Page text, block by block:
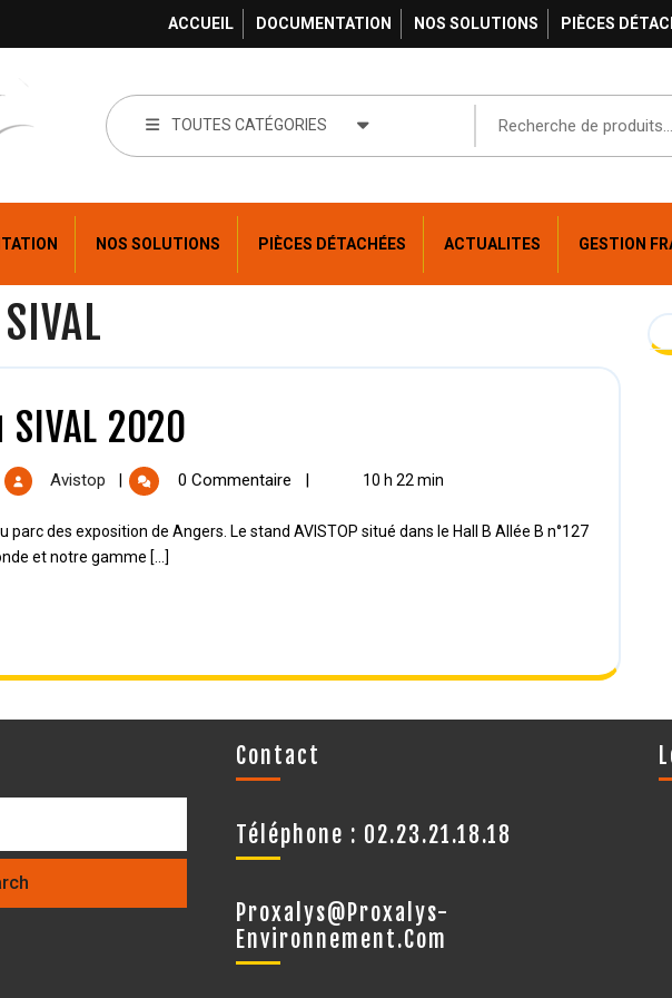
ACCUEIL DOCUMENTATION NOS SOLUTIONS PIÈCES
TOUTES CATÉGORIES
NOS SOLUTIONS PIÈCES DÉTACHÉES ACTUALITES GESTION
SIVAL
SIVAL 2020
Avistop 0 Commentaire | 10 h 22 min
et notre gamme [...]
Contact
Téléphone : 02.23.21.18.18
Proxalys@proxalys-
Environnement.com